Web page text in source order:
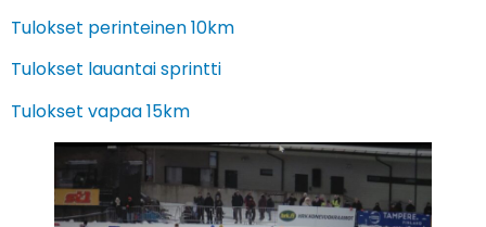
Tulokset perinteinen 10km
Tulokset lauantai sprintti
Tulokset vapaa 15km